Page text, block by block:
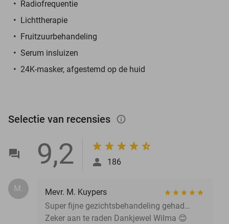
Radiofrequentie
Lichttherapie
Fruitzuurbehandeling
Serum insluizen
24K-masker, afgestemd op de huid
Selectie van recensies info_outlined
9,2 186
M.
Mevr. M. Kuypers
Super fijne gezichtsbehandeling gehad…
Zeker aan te raden Dankjewel Wilma 😊